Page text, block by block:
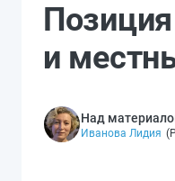
13:48
Важно
и
Над
Иванова Лидия (